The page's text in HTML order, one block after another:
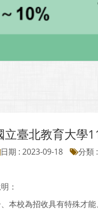
立臺北教育大學
日期 : 2023-09-18 分類 :
：
本校為招收具有特殊才